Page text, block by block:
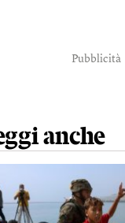
Pubblicità
anche